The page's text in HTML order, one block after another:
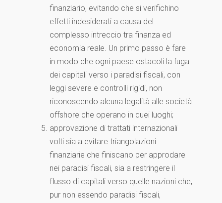
finanziario, evitando che si verifichino
effetti indesiderati a causa del
complesso intreccio tra finanza ed
economia reale. Un primo passo è fare
in modo che ogni paese ostacoli la fuga
dei capitali verso i paradisi fiscali, con
leggi severe e controlli rigidi, non
riconoscendo alcuna legalità alle società
offshore che operano in quei luoghi;
approvazione di trattati internazionali
volti sia a evitare triangolazioni
finanziarie che finiscano per approdare
nei paradisi fiscali, sia a restringere il
flusso di capitali verso quelle nazioni che,
pur non essendo paradisi fiscali,